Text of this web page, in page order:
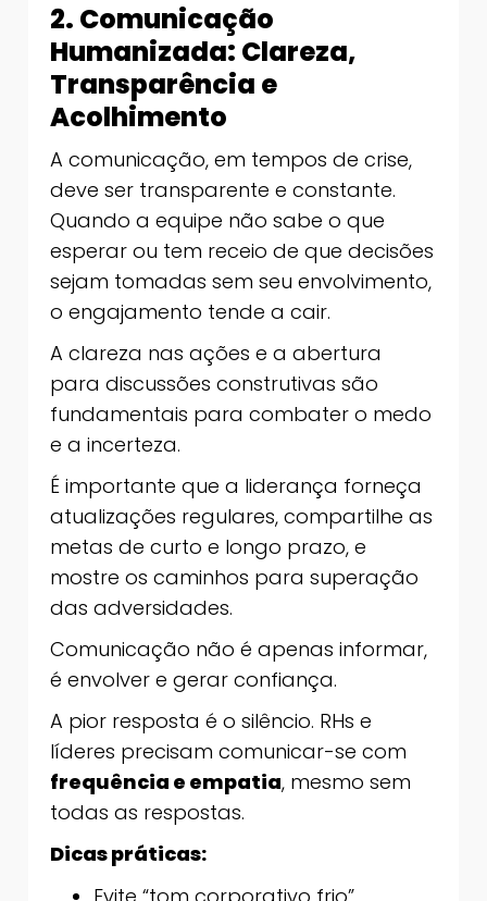
2. Comunicação
Humanizada: Clareza,
Transparência e
Acolhimento
A comunicação, em tempos de crise,
deve ser transparente e constante.
Quando a equipe não sabe o que
esperar ou tem receio de que decisões
sejam tomadas sem seu envolvimento,
o engajamento tende a cair.
A clareza nas ações e a abertura
para discussões construtivas são
fundamentais para combater o medo
e a incerteza.
É importante que a liderança forneça
atualizações regulares, compartilhe as
metas de curto e longo prazo, e
mostre os caminhos para superação
das adversidades.
Comunicação não é apenas informar,
é envolver e gerar confiança.
A pior resposta é o silêncio. RHs e
líderes precisam comunicar-se com
frequência e empatia, mesmo sem
todas as respostas.
Dicas práticas: